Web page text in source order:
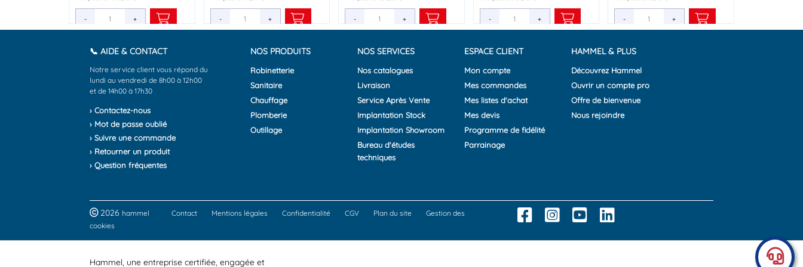
- + - + - + - + - +
- + - + - + - + - +
- + - + - + - +
📞 AIDE & CONTACT
Notre service client vous répond du
lundi au vendredi de 8h00 à 12h00
et de 14h00 à 17h30
› Contactez-nous
› Mot de passe oublié
› Suivre une commande
› Retourner un produit
› Question fréquentes
NOS PRODUITS
Robinetterie
Sanitaire
Chauffage
Plomberie
Outillage
NOS SERVICES
Nos catalogues
Livraison
Service Après Vente
Implantation Stock
Implantation Showroom
Bureau d'études
techniques
ESPACE CLIENT
Mon compte
Mes commandes
Mes listes d'achat
Mes devis
Programme de fidélité
Parrainage
HAMMEL & PLUS
Découvrez Hammel
Ouvrir un compte pro
Offre de bienvenue
Nous rejoindre
2026 hammel Contact Mentions légales Confidentialité CGV Plan du site
Gestion des
cookies
Hammel, une entreprise certifiée, engagée et